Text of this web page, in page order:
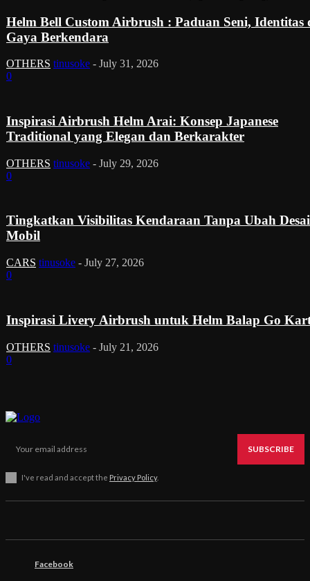
Helm Bell Custom Airbrush : Paduan Seni, Identitas
Gaya Berkendara
OTHERS tinusoke - July 31, 2026
0
Inspirasi Airbrush Helm Arai: Konsep Japanese
Traditional yang Elegan dan Berkarakter
OTHERS tinusoke - July 29, 2026
0
Tingkatkan Visibilitas Kendaraan Tanpa Ubah
Mobil
CARS tinusoke - July 27, 2026
0
Inspirasi Livery Airbrush untuk Helm Balap Go
OTHERS tinusoke - July 21, 2026
0
SUBSCRIBE
I've read and accept the Privacy Policy.
Facebook